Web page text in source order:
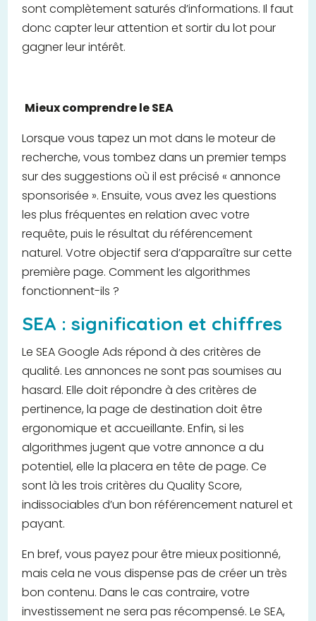
sont complètement saturés d’informations. Il faut
donc capter leur attention et sortir du lot pour
gagner leur intérêt.
Mieux comprendre le SEA
Lorsque vous tapez un mot dans le moteur de
recherche, vous tombez dans un premier temps
sur des suggestions où il est précisé « annonce
sponsorisée ». Ensuite, vous avez les questions
les plus fréquentes en relation avec votre
requête, puis le résultat du référencement
naturel. Votre objectif sera d’apparaître sur cette
première page. Comment les algorithmes
fonctionnent-ils ?
SEA : signification et chiffres
Le SEA Google Ads répond à des critères de
qualité. Les annonces ne sont pas soumises au
hasard. Elle doit répondre à des critères de
pertinence, la page de destination doit être
ergonomique et accueillante. Enfin, si les
algorithmes jugent que votre annonce a du
potentiel, elle la placera en tête de page. Ce
sont là les trois critères du Quality Score,
indissociables d’un bon référencement naturel et
payant.
En bref, vous payez pour être mieux positionné,
mais cela ne vous dispense pas de créer un très
bon contenu. Dans le cas contraire, votre
investissement ne sera pas récompensé. Le SEA,